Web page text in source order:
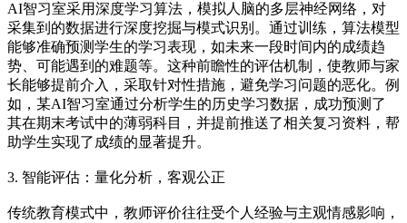
AI智习室采用深度学习算法，模拟人脑的多层神经网络，对
采集到的数据进行深度挖掘与模式识别。通过训练，算法模型
能够准确预测学生的学习表现，如未来一段时间内的成绩趋
势、可能遇到的难题等。这种前瞻性的评估机制，使教师与家
长能够提前介入，采取针对性措施，避免学习问题的恶化。例
如，某AI智习室通过分析学生的历史学习数据，成功预测了
其在期末考试中的薄弱科目，并提前推送了相关复习资料，帮
助学生实现了成绩的显著提升。
3. 智能评估：量化分析，客观公正
传统教育模式中，教师评价往往受个人经验与主观情感影响，